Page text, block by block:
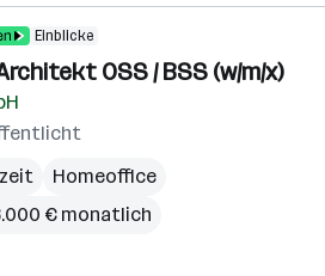
Einblicke
OSS / BSS (w/m/x)
Homeoffice
€ monatlich